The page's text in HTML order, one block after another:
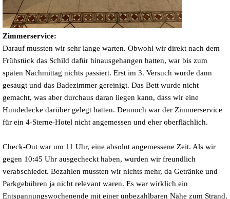
Zimmerservice:
Darauf mussten wir sehr lange warten. Obwohl wir direkt nach dem
Frühstück das Schild dafür hinausgehangen hatten, war bis zum
späten Nachmittag nichts passiert. Erst im 3. Versuch wurde dann
gesaugt und das Badezimmer gereinigt. Das Bett wurde nicht
gemacht, was aber durchaus daran liegen kann, dass wir eine
Hundedecke darüber gelegt hatten. Dennoch war der Zimmerservice
für ein 4-Sterne-Hotel nicht angemessen und eher oberflächlich.
Check-Out war um 11 Uhr, eine absolut angemessene Zeit. Als wir
gegen 10:45 Uhr ausgecheckt haben, wurden wir freundlich
verabschiedet. Bezahlen mussten wir nichts mehr, da Getränke und
Parkgebühren ja nicht relevant waren. Es war wirklich ein
Entspannungswochenende mit einer unbezahlbaren Nähe zum Strand.